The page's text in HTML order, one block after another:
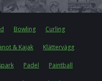
Bowling Curling
& Kajak Klättervägg
Padel Paintball